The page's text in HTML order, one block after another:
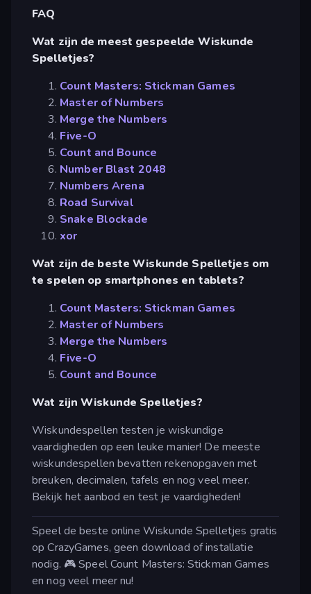
FAQ
Wat zijn de meest gespeelde Wiskunde
Spelletjes?
Count Masters: Stickman Games
Master of Numbers
Merge the Numbers
Five-O
Count and Bounce
Number Blast 2048
Numbers Arena
Road Survival
Snake Blockade
xor
Wat zijn de beste Wiskunde Spelletjes om
te spelen op smartphones en tablets?
Count Masters: Stickman Games
Master of Numbers
Merge the Numbers
Five-O
Count and Bounce
Wat zijn Wiskunde Spelletjes?
Wiskundespellen testen je wiskundige
vaardigheden op een leuke manier! De meeste
wiskundespellen bevatten rekenopgaven met
breuken, decimalen, tafels en nog veel meer.
Bekijk het aanbod en test je vaardigheden!
Speel de beste online Wiskunde Spelletjes gratis
op CrazyGames, geen download of installatie
nodig. 🎮 Speel Count Masters: Stickman Games
en nog veel meer nu!